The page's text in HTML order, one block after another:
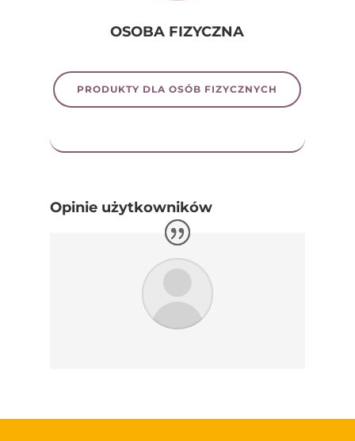
OSOBA FIZYCZNA
PRODUKTY DLA OSÓB FIZYCZNYCH
Opinie użytkowników